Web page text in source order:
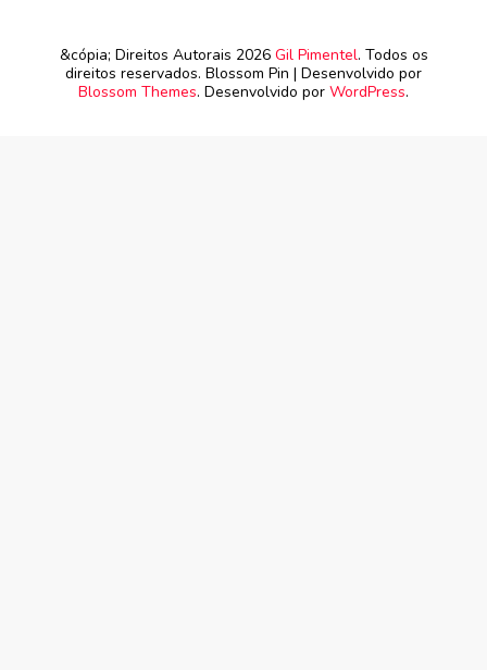
&cópia; Direitos Autorais 2026 Gil Pimentel. Todos os
direitos reservados. Blossom Pin | Desenvolvido por
Blossom Themes. Desenvolvido por WordPress.